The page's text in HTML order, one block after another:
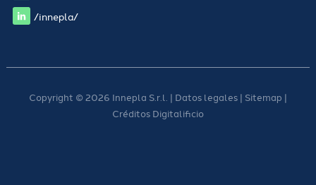
/innepla/
Copyright © 2026 Innepla S.r.l. | Datos legales | Sitemap |
Créditos Digitalificio